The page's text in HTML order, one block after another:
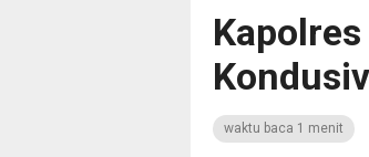
waktu baca 1 menit